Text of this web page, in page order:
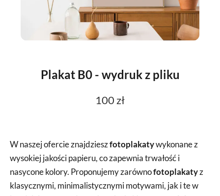
Plakat B0 - wydruk z pliku
100 zł
W naszej ofercie znajdzieszfotoplakatywykonane z
wysokiej jakości papieru, co zapewnia trwałość i
nasycone kolory. Proponujemy zarównofotoplakatyz
klasycznymi, minimalistycznymi motywami, jak i te w